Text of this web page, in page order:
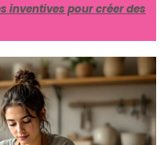
inventives pour créer des